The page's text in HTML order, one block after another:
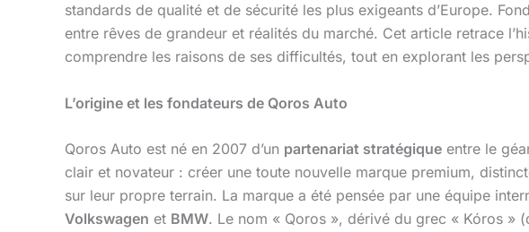
standards de qualité et de sécurité les plus exigeants d’Europe.
entre rêves de grandeur et réalités du marché. Cet article retrace
comprendre les raisons de ses difficultés, tout en explorant les
L’origine et les fondateurs de Qoros Auto
Qoros Auto est né en 2007 d’un partenariat stratégique entre le
clair et novateur : créer une toute nouvelle marque premium,
sur leur propre terrain. La marque a été pensée par une équipe
Volkswagen et BMW. Le nom « Qoros », dérivé du grec « Kóros »